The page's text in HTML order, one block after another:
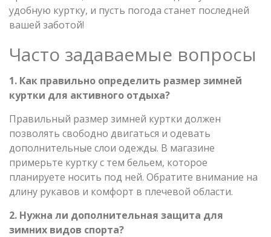
удобную куртку, и пусть погода станет последней
вашей заботой!
Часто задаваемые вопросы
1. Как правильно определить размер зимней
куртки для активного отдыха?
Правильный размер зимней куртки должен
позволять свободно двигаться и одевать
дополнительные слои одежды. В магазине
примерьте куртку с тем бельем, которое
планируете носить под ней. Обратите внимание на
длину рукавов и комфорт в плечевой области.
2. Нужна ли дополнительная защита для
зимних видов спорта?